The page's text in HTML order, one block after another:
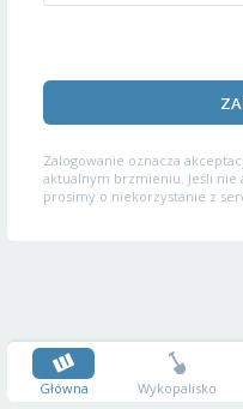
Zalogowanie oznacza
aktualnym brzmieniu. Jeśli nie
prosimy o niekorzystanie z
Główna Wykopalisko